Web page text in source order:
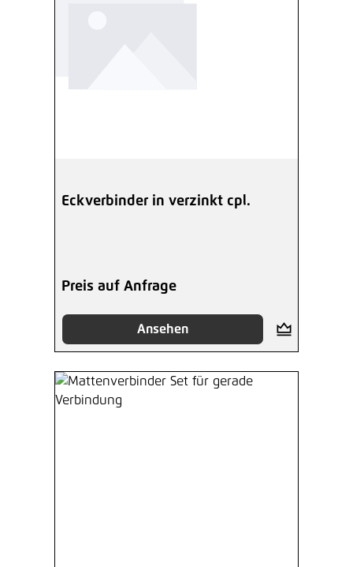
Eckverbinder in verzinkt cpl.
Preis auf Anfrage
Ansehen